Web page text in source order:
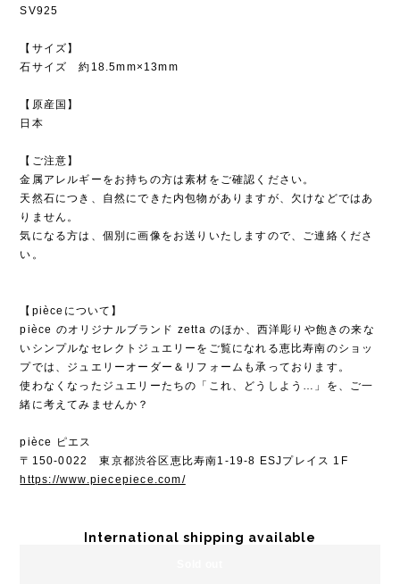
SV925
【サイズ】
石サイズ 約18.5mm×13mm
【原産国】
日本
【ご注意】
金属アレルギーをお持ちの方は素材をご確認ください。
天然石につき、自然にできた内包物がありますが、欠けなどではあ
りません。
気になる方は、個別に画像をお送りいたしますので、ご連絡くださ
い。
【pièceについて】
pièce のオリジナルブランド zetta のほか、西洋彫りや飽きの来な
いシンプルなセレクトジュエリーをご覧になれる恵比寿南のショッ
プでは、ジュエリーオーダー＆リフォームも承っております。
使わなくなったジュエリーたちの「これ、どうしよう…」を、ご一
緒に考えてみませんか？
pièce ピエス
〒150-0022 東京都渋谷区恵比寿南1-19-8 ESJプレイス 1F
https://www.piecepiece.com/
International shipping available